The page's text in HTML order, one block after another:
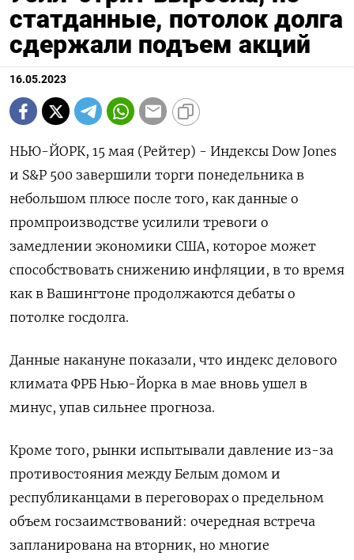
статданные, потолок долга
сдержали подъем акций
16.05.2023
НЬЮ-ЙОРК, 15 мая (Рейтер) - Индексы Dow Jones
и S&P 500 завершили торги понедельника в
небольшом плюсе после того, как данные о
промпроизводстве усилили тревоги о
замедлении экономики США, которое может
способствовать снижению инфляции, в то время
как в Вашингтоне продолжаются дебаты о
потолке госдолга.
Данные накануне показали, что индекс делового
климата ФРБ Нью-Йорка в мае вновь ушел в
минус, упав сильнее прогноза.
Кроме того, рынки испытывали давление из-за
противостояния между Белым домом и
республиканцами в переговорах о предельном
объем госзаимствований: очередная встреча
запланирована на вторник, но многие